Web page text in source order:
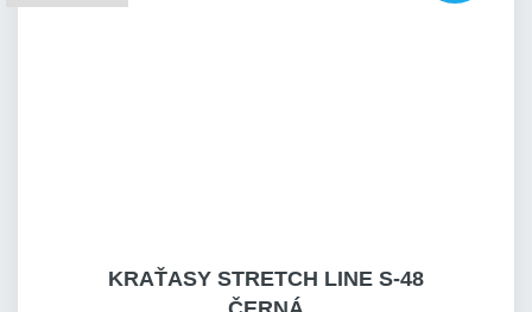
KRAŤASY STRETCH LINE S-48